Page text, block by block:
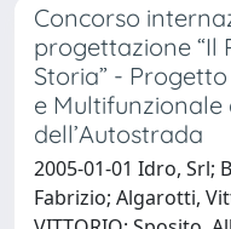
Concorso
progettazione “Il
Storia” -
e Multifunzionale
dell’Autostrada
2005-01-01 Idro, Srl;
Fabrizio; Algarotti,